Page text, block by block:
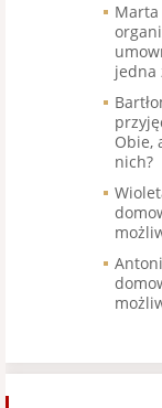
Marta
jedna
Obie,
nich?
Antoni